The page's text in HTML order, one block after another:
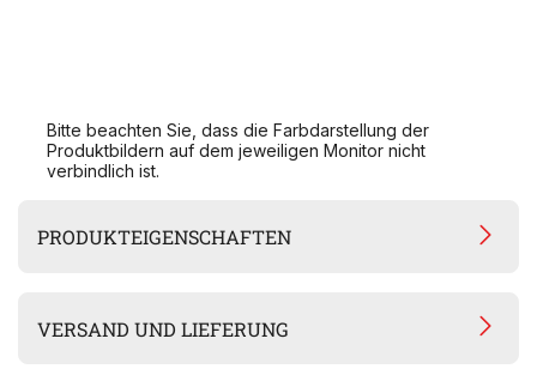
Bitte beachten Sie, dass die Farbdarstellung der
Produktbildern auf dem jeweiligen Monitor nicht
verbindlich ist.
PRODUKTEIGENSCHAFTEN
VERSAND UND LIEFERUNG